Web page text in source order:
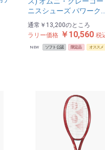
ニスシューズ パワーク…
通常 ￥13,200のところ
ラリー価格 ￥10,560税
NEW ソフト公認 限定品 オススメ